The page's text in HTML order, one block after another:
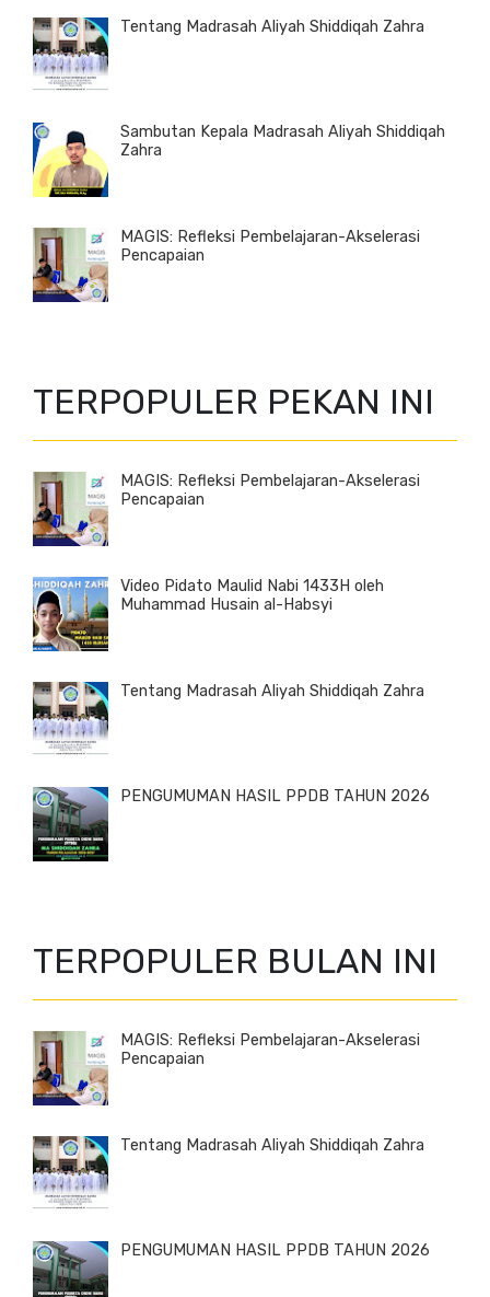
Tentang Madrasah Aliyah Shiddiqah Zahra
Sambutan Kepala Madrasah Aliyah Shiddiqah
Zahra
MAGIS: Refleksi Pembelajaran-Akselerasi
Pencapaian
TERPOPULER PEKAN INI
MAGIS: Refleksi Pembelajaran-Akselerasi
Pencapaian
Video Pidato Maulid Nabi 1433H oleh
Muhammad Husain al-Habsyi
Tentang Madrasah Aliyah Shiddiqah Zahra
PENGUMUMAN HASIL PPDB TAHUN 2026
TERPOPULER BULAN INI
MAGIS: Refleksi Pembelajaran-Akselerasi
Pencapaian
Tentang Madrasah Aliyah Shiddiqah Zahra
PENGUMUMAN HASIL PPDB TAHUN 2026